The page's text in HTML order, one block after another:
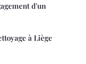
d'un
à Liège